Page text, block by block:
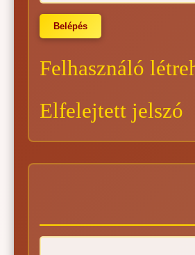
Felhasználó
Elfelejtett jelszó